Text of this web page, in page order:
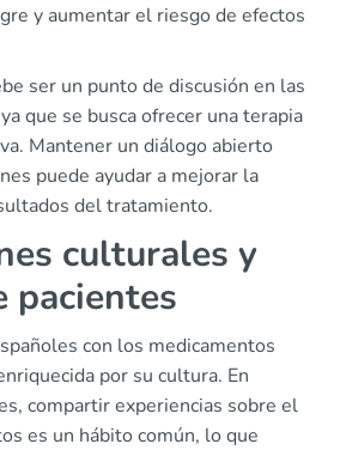
y aumentar el riesgo de efectos
ser un punto de discusión en las
que se busca ofrecer una terapia
Mantener un diálogo abierto
puede ayudar a mejorar la
del tratamiento.
culturales y
pacientes
con los medicamentos
por su cultura. En
compartir experiencias sobre el
es un hábito común, lo que